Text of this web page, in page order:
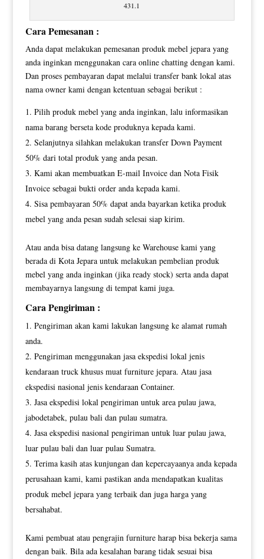
431.1
Cara Pemesanan :
Anda dapat melakukan pemesanan produk mebel jepara yang
anda inginkan menggunakan cara online chatting dengan kami.
Dan proses pembayaran dapat melalui transfer bank lokal atas
nama owner kami dengan ketentuan sebagai berikut :
Pilih produk mebel yang anda inginkan, lalu informasikan
nama barang berseta kode produknya kepada kami.
Selanjutnya silahkan melakukan transfer Down Payment
50% dari total produk yang anda pesan.
Kami akan membuatkan E-mail Invoice dan Nota Fisik
Invoice sebagai bukti order anda kepada kami.
Sisa pembayaran 50% dapat anda bayarkan ketika produk
mebel yang anda pesan sudah selesai siap kirim.
Atau anda bisa datang langsung ke Warehouse kami yang
berada di Kota Jepara untuk melakukan pembelian produk
mebel yang anda inginkan (jika ready stock) serta anda dapat
membayarnya langsung di tempat kami juga.
Cara Pengiriman :
Pengiriman akan kami lakukan langsung ke alamat rumah
anda.
Pengiriman menggunakan jasa ekspedisi lokal jenis
kendaraan truck khusus muat furniture jepara. Atau jasa
ekspedisi nasional jenis kendaraan Container.
Jasa ekspedisi lokal pengiriman untuk area pulau jawa,
jabodetabek, pulau bali dan pulau sumatra.
Jasa ekspedisi nasional pengiriman untuk luar pulau jawa,
luar pulau bali dan luar pulau Sumatra.
Terima kasih atas kunjungan dan kepercayaanya anda kepada
perusahaan kami, kami pastikan anda mendapatkan kualitas
produk mebel jepara yang terbaik dan juga harga yang
bersahabat.
Kami pembuat atau pengrajin furniture harap bisa bekerja sama
dengan baik. Bila ada kesalahan barang tidak sesuai bisa